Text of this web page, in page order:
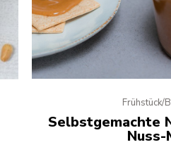
Frühstück/
Selbstgemachte
Nuss-